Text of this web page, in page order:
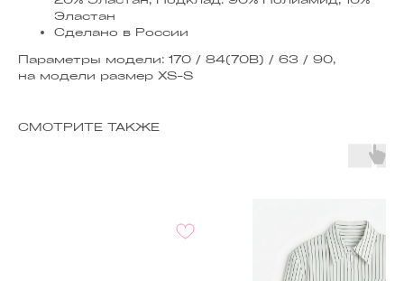
Эластан
Сделано в России
Параметры модели: 170 / 84(70B) / 63 / 90,
на модели размер XS-S
СМОТРИТЕ ТАКЖЕ